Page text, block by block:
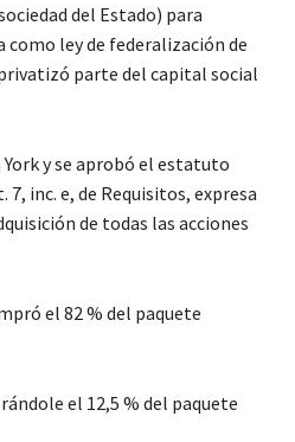
del Estado) para
como ley de federalización de
parte del capital social
York y se aprobó el estatuto
inc. e, de Requisitos, expresa
de todas las acciones
el 82 % del paquete
el 12,5 % del paquete